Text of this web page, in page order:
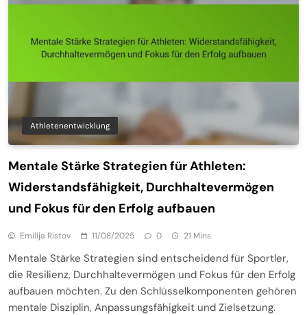
Athletenentwicklung
Mentale Stärke Strategien für Athleten:
Widerstandsfähigkeit, Durchhaltevermögen
und Fokus für den Erfolg aufbauen
Emilija Ristov 11/08/2025 0 21 Mins
Mentale Stärke Strategien sind entscheidend für Sportler,
die Resilienz, Durchhaltevermögen und Fokus für den Erfolg
aufbauen möchten. Zu den Schlüsselkomponenten gehören
mentale Disziplin, Anpassungsfähigkeit und Zielsetzung.